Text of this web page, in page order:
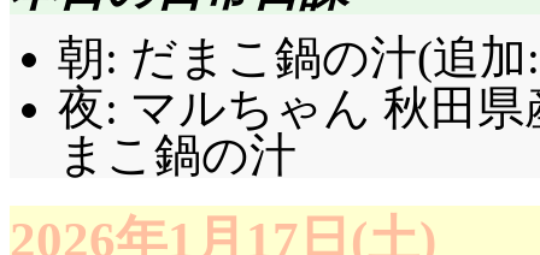
朝: だまこ鍋の汁(追加
夜: マルちゃん 秋田
まこ鍋の汁
2026年1月17日(土)